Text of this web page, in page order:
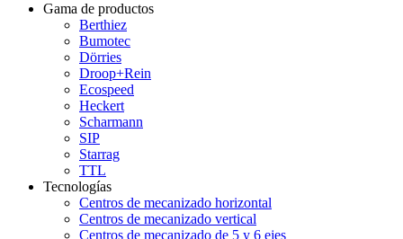
Gama de productos
Berthiez
Bumotec
Dörries
Droop+Rein
Ecospeed
Heckert
Scharmann
SIP
Starrag
TTL
Tecnologías
Centros de mecanizado horizontal
Centros de mecanizado vertical
Centros de mecanizado de 5 y 6 ejes